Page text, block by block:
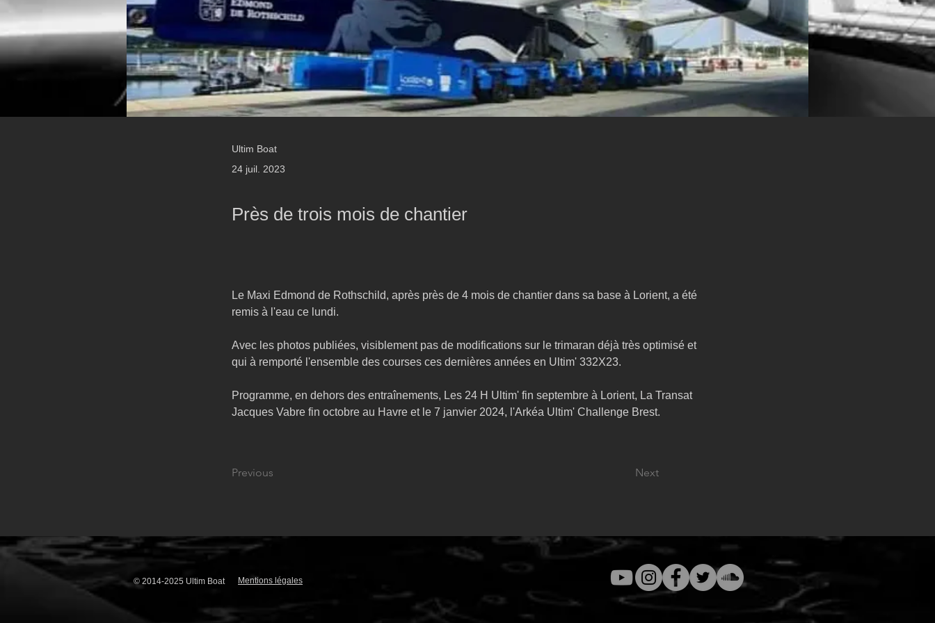
Ultim Boat
24 juil. 2023
Près de trois mois de chantier
Le Maxi Edmond de Rothschild, après près de 4 mois de chantier dans sa base à Lorient, a été
remis à l'eau ce lundi.
Avec les photos publiées, visiblement pas de modifications sur le trimaran déjà très optimisé et
qui à remporté l'ensemble des courses ces dernières années en Ultim' 332X23.
Programme, en dehors des entraînements, Les 24 H Ultim' fin septembre à Lorient, La Transat
Jacques Vabre fin octobre au Havre et le 7 janvier 2024, l'Arkéa Ultim' Challenge Brest.
Previous Next
© 2014-2025 Ultim Boat Mentions légales